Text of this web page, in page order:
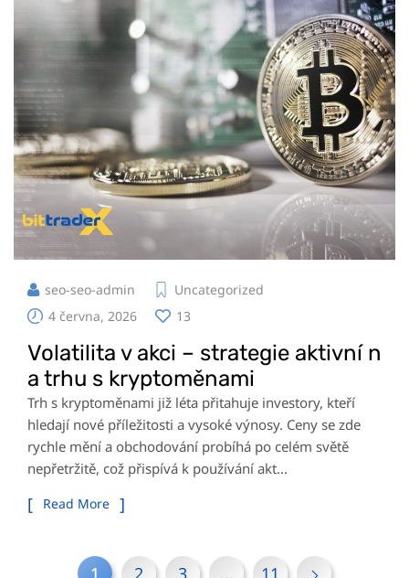
seo-seo-admin
Uncategorized
4 června, 2026
13
Volatilita v akci – strategie aktivní n
a trhu s kryptoměnami
Trh s kryptoměnami již léta přitahuje investory, kteří
hledají nové příležitosti a vysoké výnosy. Ceny se zde
rychle mění a obchodování probíhá po celém světě
nepřetržitě, což přispívá k používání akt...
Read More
1 2 3 … 11